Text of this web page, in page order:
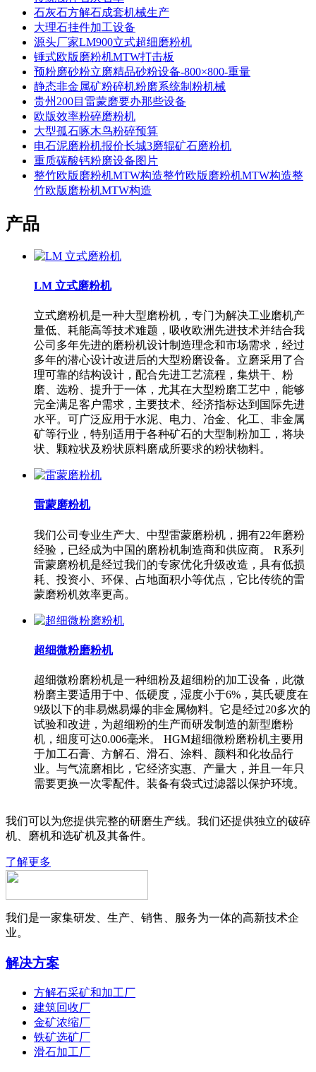
石灰石方解石成套机械生产
大理石挂件加工设备
源头厂家LM900立式超细磨粉机
锤式欧版磨粉机MTW打击板
预粉磨砂粉立磨精品砂粉设备-800×800-重量
静态非金属矿粉碎机粉磨系统制粉机械
贵州200目雷蒙磨要办那些设备
欧版效率粉碎磨粉机
大型孤石啄木鸟粉碎预算
电石泥磨粉机报价长城3磨辊矿石磨粉机
重质碳酸钙粉磨设备图片
整竹欧版磨粉机MTW构造整竹欧版磨粉机MTW构造整
竹欧版磨粉机MTW构造
产品
LM 立式磨粉机
立式磨粉机是一种大型磨粉机，专门为解决工业磨机产
量低、耗能高等技术难题，吸收欧洲先进技术并结合我
公司多年先进的磨粉机设计制造理念和市场需求，经过
多年的潜心设计改进后的大型粉磨设备。立磨采用了合
理可靠的结构设计，配合先进工艺流程，集烘干、粉
磨、选粉、提升于一体，尤其在大型粉磨工艺中，能够
完全满足客户需求，主要技术、经济指标达到国际先进
水平。可广泛应用于水泥、电力、冶金、化工、非金属
矿等行业，特别适用于各种矿石的大型制粉加工，将块
状、颗粒状及粉状原料磨成所要求的粉状物料。
雷蒙磨粉机
我们公司专业生产大、中型雷蒙磨粉机，拥有22年磨粉
经验，已经成为中国的磨粉机制造商和供应商。 R系列
雷蒙磨粉机是经过我们的专家优化升级改造，具有低损
耗、投资小、环保、占地面积小等优点，它比传统的雷
蒙磨粉机效率更高。
超细微粉磨粉机
超细微粉磨粉机是一种细粉及超细粉的加工设备，此微
粉磨主要适用于中、低硬度，湿度小于6%，莫氏硬度在
9级以下的非易燃易爆的非金属物料。它是经过20多次的
试验和改进，为超细粉的生产而研发制造的新型磨粉
机，细度可达0.006毫米。 HGM超细微粉磨粉机主要用
于加工石膏、方解石、滑石、涂料、颜料和化妆品行
业。与气流磨相比，它经济实惠、产量大，并且一年只
需要更换一次零配件。装备有袋式过滤器以保护环境。
我们可以为您提供完整的研磨生产线。我们还提供独立的破碎
机、磨机和选矿机及其备件。
了解更多
我们是一家集研发、生产、销售、服务为一体的高新技术企
业。
解决方案
方解石采矿和加工厂
建筑回收厂
金矿浓缩厂
铁矿选矿厂
滑石加工厂